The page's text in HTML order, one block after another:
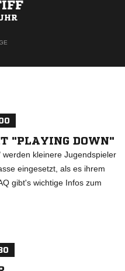
"PLAYING DOWN"
kleinere Jugendspieler
eingesetzt, als es ihrem
gibt's wichtige Infos zum